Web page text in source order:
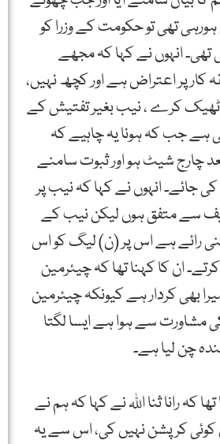
تھی تو حکومت کے وزرا کو
تھی۔ انہوں نے کہا کہ مجھے
پر اعتراض ہے اور کچھ نہیں،
ٹھیک کرے ، نیب بغیر تفتیش کے
ہے جب کہ ہونا یہ چاہیے کہ
چارج شیٹ ہو اور ثبوت سامنے
جائے۔ انہوں نے کہا کہ نیب پر
سے متفق ہوں لیکن نیب کے
رائے ہے اس پر (ن) لیگ کو اس
ان کا کہنا تھا کہ چیئرمین
بھی کردار ہے کیونکہ چیئرمین
مشاورت سے ہوا ہے ایسا لگتا
چن لیا ہے۔
کہ رانا ثنا اللہ نے کہا کہ ہم نے
میں کوئی کرپشن نہیں کی، اس سے یہ